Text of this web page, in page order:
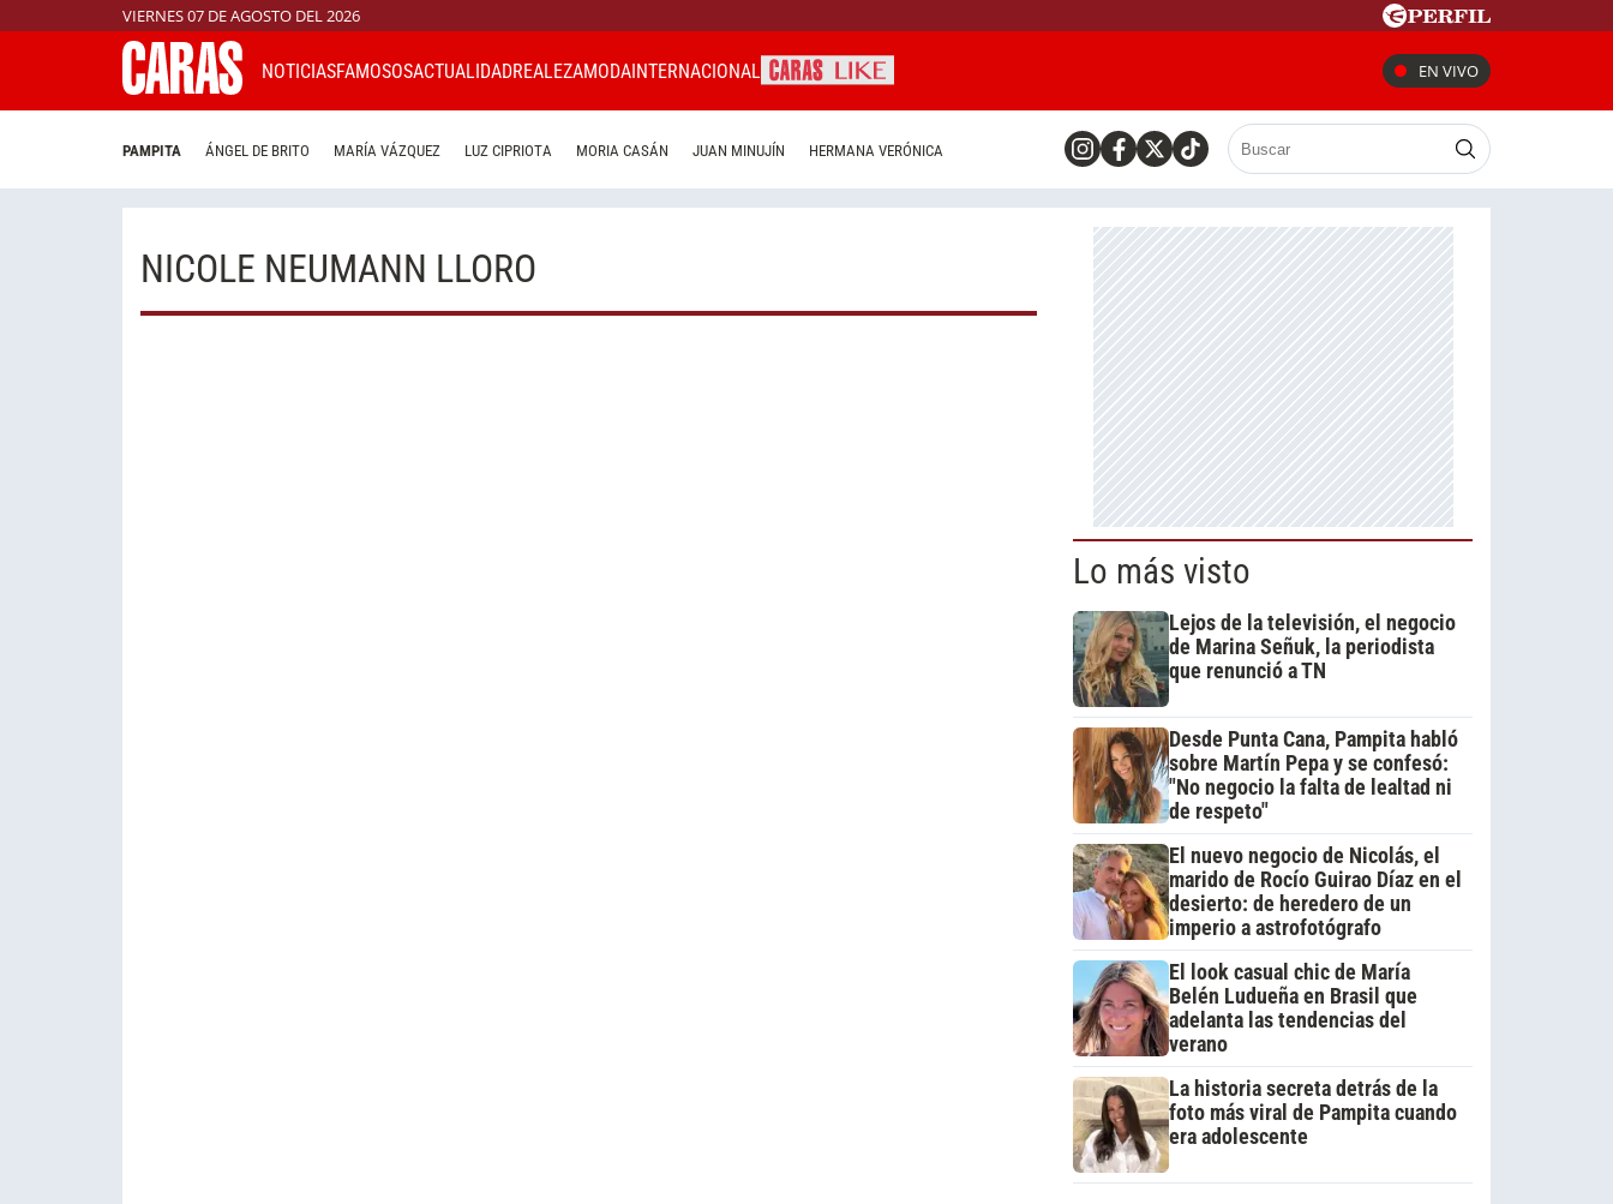
VIERNES 07 DE AGOSTO DEL 2026
NOTICIASFAMOSOSACTUALIDADREALEZAMODAINTERNACIONAL EN VIVO
PAMPITA ÁNGEL DE BRITO MARÍA VÁZQUEZ LUZ CIPRIOTA MORIA CASÁN JUAN MINUJÍN HERMANA VERÓNICA
NICOLE NEUMANN LLORO
Lo más visto
Lejos de la televisión, el negocio
de Marina Señuk, la periodista
que renunció a TN
Desde Punta Cana, Pampita habló
sobre Martín Pepa y se confesó:
"No negocio la falta de lealtad ni
de respeto"
El nuevo negocio de Nicolás, el
marido de Rocío Guirao Díaz en el
desierto: de heredero de un
imperio a astrofotógrafo
El look casual chic de María
Belén Ludueña en Brasil que
adelanta las tendencias del
verano
La historia secreta detrás de la
foto más viral de Pampita cuando
era adolescente